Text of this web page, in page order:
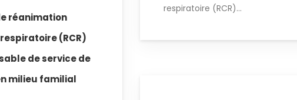
réanimation
(RCR)
de service de
milieu familial
respiratoire (RCR)...